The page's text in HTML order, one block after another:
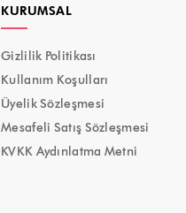
KURUMSAL
Gizlilik Politikası
Kullanım Koşulları
Üyelik Sözleşmesi
Mesafeli Satış Sözleşmesi
KVKK Aydınlatma Metni